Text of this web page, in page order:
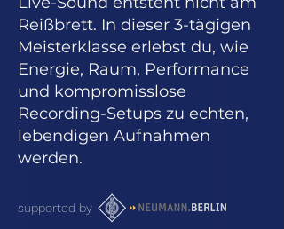
Reißbrett. In dieser 3-tägigen
Meisterklasse erlebst du, wie
Energie, Raum, Performance
und kompromisslose
Recording-Setups zu echten,
lebendigen Aufnahmen
werden.
supported by